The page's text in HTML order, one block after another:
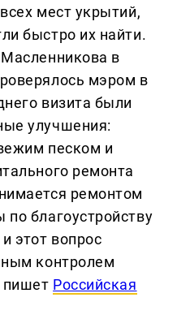
мест укрытий,
быстро их найти.
в
мэром в
визита были
улучшения:
песком и
ремонта
ремонтом
благоустройству
этот вопрос
контролем
пишет Российская